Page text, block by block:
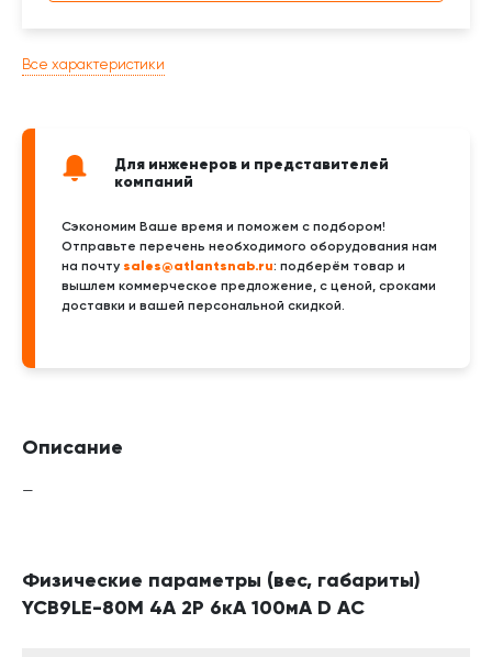
Все характеристики
Для инженеров и представителей
компаний
Сэкономим Ваше время и поможем с подбором!
Отправьте перечень необходимого оборудования нам
на почту sales@atlantsnab.ru: подберём товар и
вышлем коммерческое предложение, с ценой, сроками
доставки и вашей персональной скидкой.
Описание
—
Физические параметры (вес, габариты)
YCB9LE-80M 4А 2P 6кА 100мА D AC